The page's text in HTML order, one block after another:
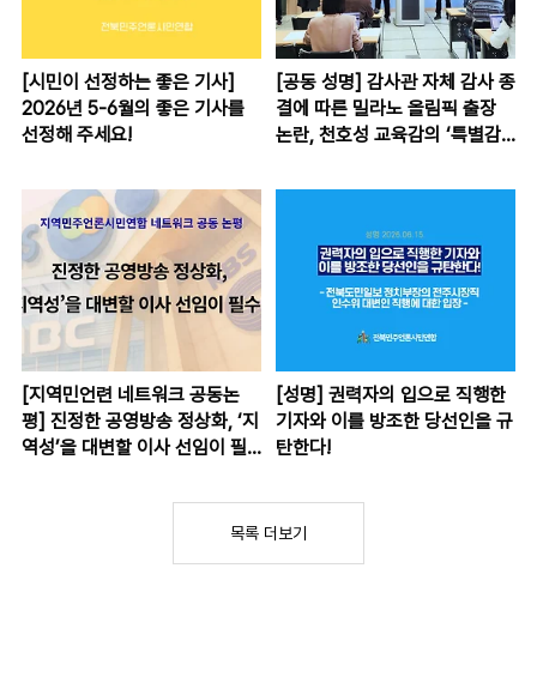
[시민이 선정하는 좋은 기사]
2026년 5-6월의 좋은 기사를
선정해 주세요!
[공동 성명] 감사관 자체 감사 종
결에 따른 밀라노 올림픽 출장
논란, 천호성 교육감의 ‘특별감
라!
[지역민언련 네트워크 공동논
평] 진정한 공영방송 정상화, ‘지
역성’을 대변할 이사 선임이 필
[성명] 권력자의 입으로 직행한
기자와 이를 방조한 당선인을 규
탄한다!
목록 더보기